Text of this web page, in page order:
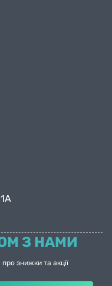
З НАМИ
знижки та акції